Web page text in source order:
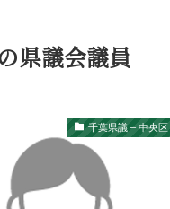
県議会議員
千葉県議 – 中央区